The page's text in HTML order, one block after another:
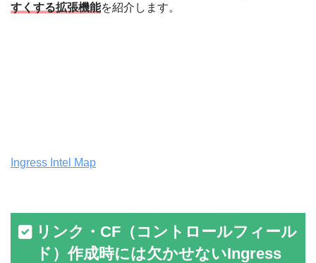
すくする拡張機能を紹介します。
Ingress Intel Map
リンク・CF（コントロールフィール
ド）作成時には欠かせないIngress